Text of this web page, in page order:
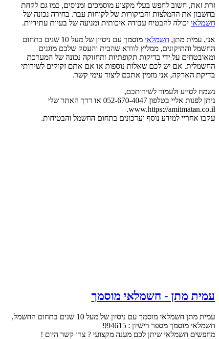
זרת זאת, חשוב לחפש בעלי מקצוע מוסמכים ומנוסים, כמו גם לקחת
בחשבון את ההמלצות והביקורות של לקוחות עבר. בחירה נכונה של
חשמלאי יכולה להבטיח עבודה איכותית ומניעה של בעיות עתידיות.
אני, עמית מתן, חשמלאי
מוסמך עם ניסיון של מעל 10 שנים בתחום
החשמל והתיקונים, ממליץ לוודא שהבית והעסק שלכם מוגנים
ומאובטחים על ידי בדיקות תקופתיות ותחזוקה נכונה של המערכת
החשמלית. אם יש לכם שאלות נוספות או אם אתם זקוקים לשירותי
בדיקת הארקה, אני מזמין אתכם ליצור עימי קשר.
נשמח לסייע ולעמוד לשירותכם,
ניתן לפנות אליי בטלפון 052-670-4047 או דרך האתר שלי
www.https://amitmatan.co.il.
עקבו אחריי למידע נוסף ועדכונים בתחום החשמל והבטיחות.
עמית מתן - חשמלאי מוסמך
עמית מתן חשמלאי מוסמך עם ניסיון של מעל 10 שנים בתחום החשמל,
חשמלאי מוסמך מספר רישיון : 994615
מחפשים חשמלאי שיתן לכם מענה מקצועי ? צרו קשר היום !